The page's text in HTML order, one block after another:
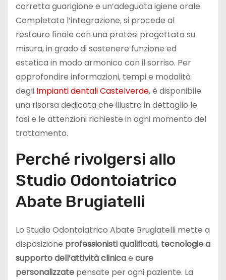
corretta guarigione e un’adeguata igiene orale.
Completata l’integrazione, si procede al
restauro finale con una protesi progettata su
misura, in grado di sostenere funzione ed
estetica in modo armonico con il sorriso. Per
approfondire informazioni, tempi e modalità
degli Impianti dentali Castelverde, è disponibile
una risorsa dedicata che illustra in dettaglio le
fasi e le attenzioni richieste in ogni momento del
trattamento.
Perché rivolgersi allo
Studio Odontoiatrico
Abate Brugiatelli
Lo Studio Odontoiatrico Abate Brugiatelli mette a
disposizione professionisti qualificati, tecnologie a
supporto dell’attività clinicae cure
personalizzate pensate per ogni paziente. La